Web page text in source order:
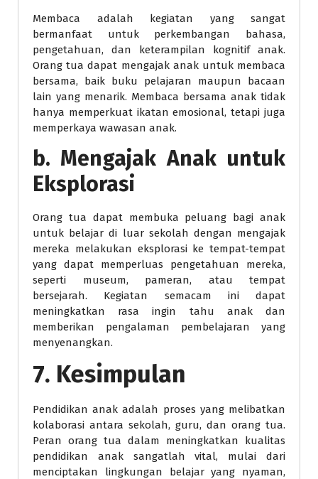
Membaca adalah kegiatan yang sangat
bermanfaat untuk perkembangan bahasa,
pengetahuan, dan keterampilan kognitif anak.
Orang tua dapat mengajak anak untuk membaca
bersama, baik buku pelajaran maupun bacaan
lain yang menarik. Membaca bersama anak tidak
hanya memperkuat ikatan emosional, tetapi juga
memperkaya wawasan anak.
b. Mengajak Anak untuk
Eksplorasi
Orang tua dapat membuka peluang bagi anak
untuk belajar di luar sekolah dengan mengajak
mereka melakukan eksplorasi ke tempat-tempat
yang dapat memperluas pengetahuan mereka,
seperti museum, pameran, atau tempat
bersejarah. Kegiatan semacam ini dapat
meningkatkan rasa ingin tahu anak dan
memberikan pengalaman pembelajaran yang
menyenangkan.
7. Kesimpulan
Pendidikan anak adalah proses yang melibatkan
kolaborasi antara sekolah, guru, dan orang tua.
Peran orang tua dalam meningkatkan kualitas
pendidikan anak sangatlah vital, mulai dari
menciptakan lingkungan belajar yang nyaman,